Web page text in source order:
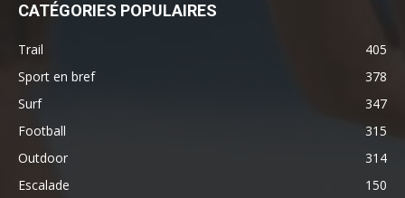
CATÉGORIES POPULAIRES
Trail
405
Sport en bref
378
Surf
347
Football
315
Outdoor
314
Escalade
150